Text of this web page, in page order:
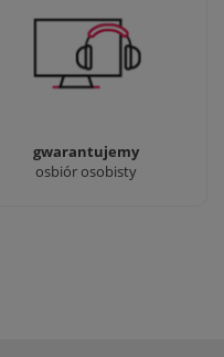
gwarantujemy
osbiór osobisty
Jesteśmy prawdziwi :) możesz
i zobaczyć nasze sklepy